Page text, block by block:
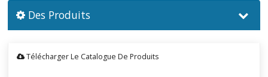
Des Produits
Télécharger Le Catalogue De Produits